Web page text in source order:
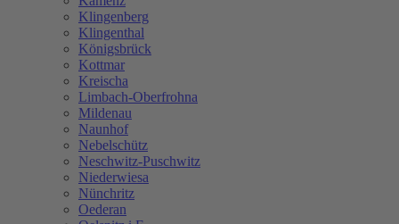
Klingenberg
Klingenthal
Königsbrück
Kottmar
Kreischa
Limbach-Oberfrohna
Mildenau
Naunhof
Nebelschütz
Neschwitz-Puschwitz
Niederwiesa
Nünchritz
Oederan